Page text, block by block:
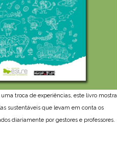
troca de experiências, este livro mostra
sustentáveis que levam em conta os
diariamente por gestores e professores.